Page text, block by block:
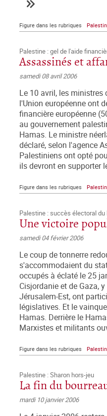
Figure dans les rubriques
Palestine : gel de l'aide
Assassinés et
samedi 08 avril 2006
Le 10 avril, les ministres
l'Union européenne ont
financière européenne
au gouvernement
Hamas. Le ministre
déclaré, selon l'agence
Palestiniens ont opté
ils devront en supporter
Figure dans les rubriques
Palestine : succès électoral du
Une victoire
samedi 04 février 2006
Le coup de tonnerre
s'accommodaient du
occupés à éclaté le 25
Cisjordanie et de Gaza,
Jérusalem-Est, ont
législatives. Et le
Hamas. Derrière le
Marxistes et militants
Figure dans les rubriques
Palestine : Sharon hors-jeu
La fin du
mardi 10 janvier 2006